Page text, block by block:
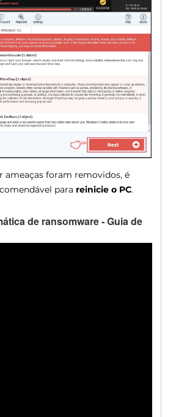
ameaças foram removidos, é
para reinicie o PC.
de ransomware - Guia de